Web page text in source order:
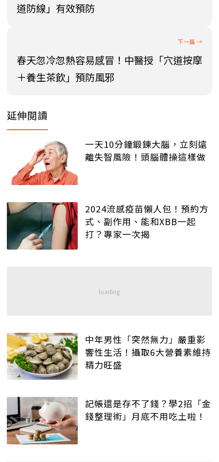
道防線」有效預防
春天忽冷忽熱容易感冒！中醫授「穴道按摩
＋養生茶飲」預防風邪
延伸閱讀
一天10分鐘鍛鍊大腦，立刻遠
離失智風險！頭腦體操這樣做
2024流感疫苗懶人包！預約方
式、副作用、能和XBB一起
打？專家一次揭
中年男性「突然無力」嚴重影
響性生活！攝取6大營養素維持
精力旺盛
記帳還是存不了錢？學2招「金
錢整理術」月底不用吃土啦！